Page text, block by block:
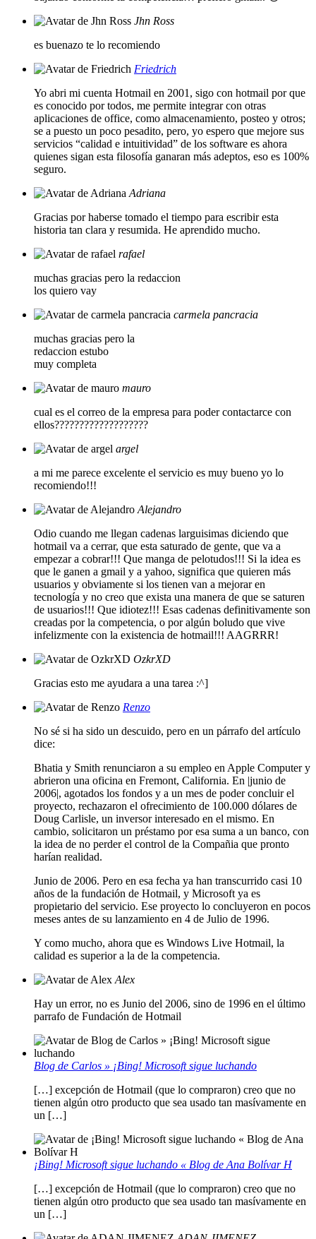
Jhn Ross
es buenazo te lo recomiendo
Friedrich
Yo abri mi cuenta Hotmail en 2001, sigo con hotmail por que
es conocido por todos, me permite integrar con otras
aplicaciones de office, como almacenamiento, posteo y otros;
se a puesto un poco pesadito, pero, yo espero que mejore sus
servicios “calidad e intuitividad” de los software es ahora
quienes sigan esta filosofía ganaran más adeptos, eso es 100%
seguro.
Adriana
Gracias por haberse tomado el tiempo para escribir esta
historia tan clara y resumida. He aprendido mucho.
rafael
muchas gracias pero la redaccion
los quiero vay
carmela pancracia
muchas gracias pero la
redaccion estubo
muy completa
mauro
cual es el correo de la empresa para poder contactarce con
ellos???????????????????
argel
a mi me parece excelente el servicio es muy bueno yo lo
recomiendo!!!
Alejandro
Odio cuando me llegan cadenas larguisimas diciendo que
hotmail va a cerrar, que esta saturado de gente, que va a
empezar a cobrar!!! Que manga de pelotudos!!! Si la idea es
que le ganen a gmail y a yahoo, significa que quieren más
usuarios y obviamente si los tienen van a mejorar en
tecnología y no creo que exista una manera de que se saturen
de usuarios!!! Que idiotez!!! Esas cadenas definitivamente son
creadas por la competencia, o por algún boludo que vive
infelizmente con la existencia de hotmail!!! AAGRRR!
OzkrXD
Gracias esto me ayudara a una tarea :^]
Renzo
No sé si ha sido un descuido, pero en un párrafo del artículo
dice:
Bhatia y Smith renunciaron a su empleo en Apple Computer y
abrieron una oficina en Fremont, California. En |junio de
2006|, agotados los fondos y a un mes de poder concluir el
proyecto, rechazaron el ofrecimiento de 100.000 dólares de
Doug Carlisle, un inversor interesado en el mismo. En
cambio, solicitaron un préstamo por esa suma a un banco, con
la idea de no perder el control de la Compañia que pronto
harían realidad.
Junio de 2006. Pero en esa fecha ya han transcurrido casi 10
años de la fundación de Hotmail, y Microsoft ya es
propietario del servicio. Ese proyecto lo concluyeron en pocos
meses antes de su lanzamiento en 4 de Julio de 1996.
Y como mucho, ahora que es Windows Live Hotmail, la
calidad es superior a la de la competencia.
Alex
Hay un error, no es Junio del 2006, sino de 1996 en el último
parrafo de Fundación de Hotmail
Blog de Carlos » ¡Bing! Microsoft sigue luchando
[…] excepción de Hotmail (que lo compraron) creo que no
tienen algún otro producto que sea usado tan masívamente en
un […]
¡Bing! Microsoft sigue luchando « Blog de Ana Bolívar H
[…] excepción de Hotmail (que lo compraron) creo que no
tienen algún otro producto que sea usado tan masívamente en
un […]